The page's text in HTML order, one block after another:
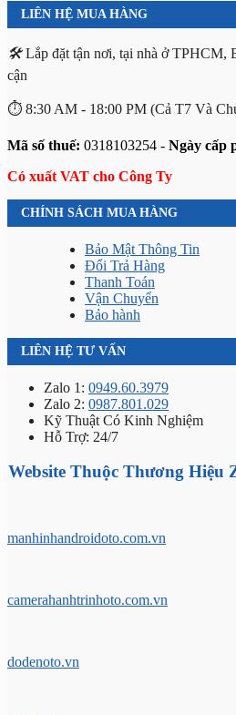
LIÊN HỆ MUA HÀNG
🛠️Lắp đặt tận nơi, tại nhà ở TPHCM,
cận
⏱️ 8:30 AM - 18:00 PM (Cả T7 Và
Mã số thuế: 0318103254 - Ngày cấp
Có xuất VAT cho Công Ty
CHÍNH SÁCH MUA HÀNG
Bảo Mật Thông Tin
Đổi Trả Hàng
Thanh Toán
Vận Chuyển
Bảo hành
LIÊN HỆ TƯ VẤN
Zalo 1: 0949.60.3979
Zalo 2: 0987.801.029
Kỹ Thuật Có Kinh Nghiệm
Hỗ Trợ: 24/7
Website Thuộc Thương Hiệu
manhinhandroidoto.com.vn
camerahanhtrinhoto.com.vn
dodenoto.vn